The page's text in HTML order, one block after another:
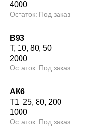
4000
Под заказ
В93
Т 10 80 50
2000
Под заказ
АК6
Т1 25 80 200
1000
Под заказ